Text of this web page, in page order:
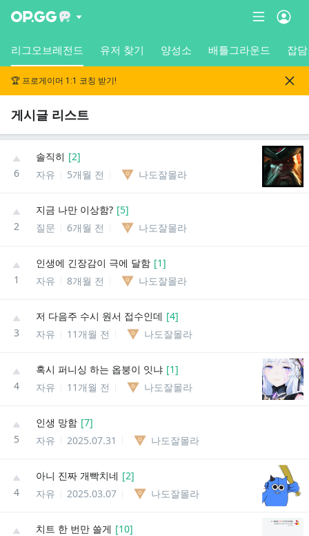
리그오브레전드 유저 찾기 양성소 배틀그라운드 잡
🏆 프로게이머 1:1 코칭 받기!
게시글 리스트
6
솔직히 [2]
자유
5개월 전 나도잘몰라
2
지금 나만 이상함? [5]
질문
6개월 전 나도잘몰라
1
인생에 긴장감이 극에 달함 [1]
자유
8개월 전 나도잘몰라
3
저 다음주 수시 원서 접수인데 [4]
자유
11개월 전 나도잘몰라
4
혹시 퍼니싱 하는 옵붕이 잇냐 [1]
자유
11개월 전 나도잘몰라
5
인생 망함 [7]
자유
2025.07.31 나도잘몰라
4
아니 진짜 개빡치네 [2]
자유
2025.03.07 나도잘몰라
치트 한 번만 쓸게 [10]